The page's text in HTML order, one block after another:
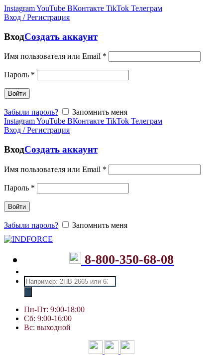
InstagramYouTube ВКонтакте TikTok Телеграм
Вход / Регистрация
ВходСоздать аккаунт
Имя пользователя или Email *
Пароль *
Войти
Забыли пароль?
Запомнить меня
InstagramYouTube ВКонтакте TikTok Телеграм
Вход / Регистрация
ВходСоздать аккаунт
Имя пользователя или Email *
Пароль *
Войти
Забыли пароль? Запомнить меня
8-800-350-68-08
Поиск
товаров
Пн-Пт: 9:00-18:00
Сб: 9:00-16:00
Вс: выходной